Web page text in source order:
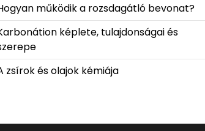
működik a rozsdagátló bevonat?
képlete, tulajdonságai és
zsírok és olajok kémiája